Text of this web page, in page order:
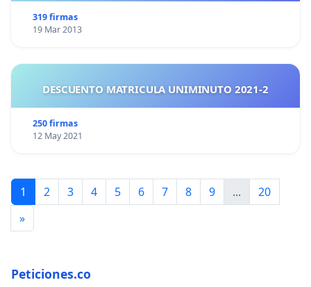
319 firmas
19 Mar 2013
DESCUENTO MATRICULA UNIMINUTO 2021-2
250 firmas
12 May 2021
1 2 3 4 5 6 7 8 9 ...
20
»
Peticiones.co